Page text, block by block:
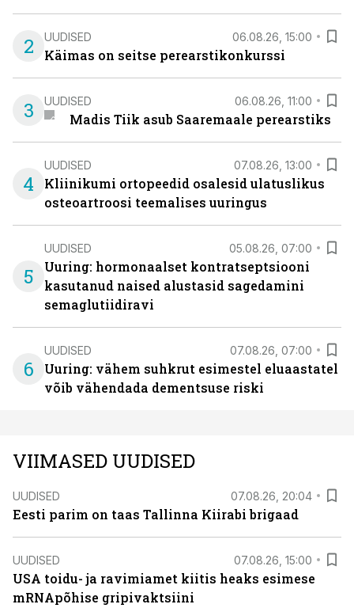
2 UUDISED 06.08.26, 15:00
Käimas on seitse perearstikonkurssi
3 UUDISED 06.08.26, 11:00
Madis Tiik asub Saaremaale perearstiks
4
UUDISED 07.08.26, 13:00
Kliinikumi ortopeedid osalesid ulatuslikus
osteoartroosi teemalises uuringus
5
UUDISED 05.08.26, 07:00
Uuring: hormonaalset kontratseptsiooni
kasutanud naised alustasid sagedamini
semaglutiidiravi
6
UUDISED 07.08.26, 07:00
Uuring: vähem suhkrut esimestel eluaastatel
võib vähendada dementsuse riski
VIIMASED UUDISED
UUDISED 07.08.26, 20:04
Eesti parim on taas Tallinna Kiirabi brigaad
UUDISED 07.08.26, 15:00
USA toidu- ja ravimiamet kiitis heaks esimese
mRNApõhise gripivaktsiini